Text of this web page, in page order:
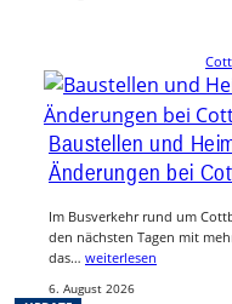
Baustellen und
Änderungen bei
Im Busverkehr rund um
den nächsten Tagen mit
das… weiterlesen
6. August 2026